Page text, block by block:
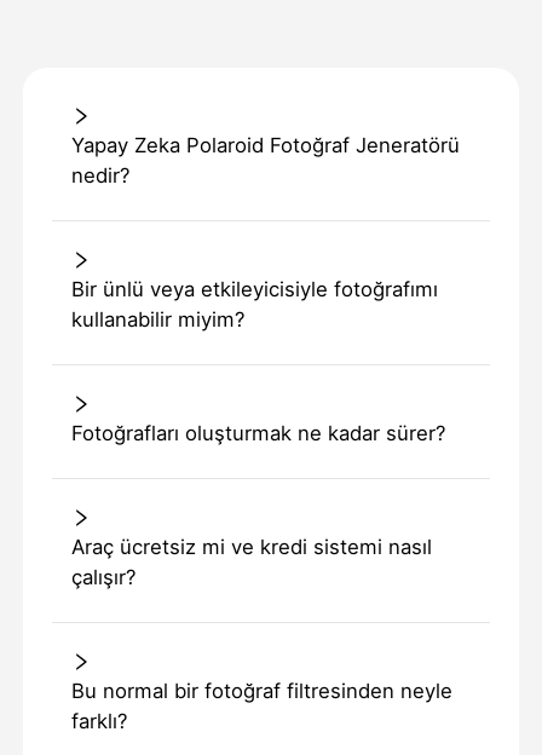
Yapay Zeka Polaroid Fotoğraf Jeneratörü
nedir?
Bir ünlü veya etkileyicisiyle fotoğrafımı
kullanabilir miyim?
Fotoğrafları oluşturmak ne kadar sürer?
Araç ücretsiz mi ve kredi sistemi nasıl
çalışır?
Bu normal bir fotoğraf filtresinden neyle
farklı?